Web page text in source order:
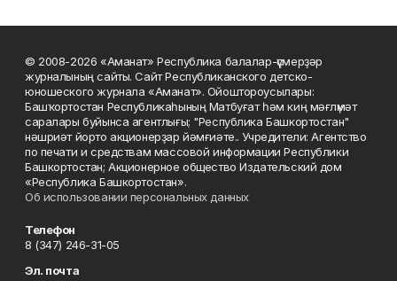
© 2008-2026 «Аманат» Республика балалар-үҫмерҙәр
журналының сайты. Сайт Республиканского детско-
юношеского журнала «Аманат». Ойоштороусылары:
Башҡортостан Республикаһының Матбуғат һәм киң мәғлүмәт
саралары буйынса агентлығы; "Республика Башкортостан"
нәшриәт йорто акционерҙар йәмғиәте.. Учредители: Агентство
по печати и средствам массовой информации Республики
Башкортостан; Акционерное общество Издательский дом
«Республика Башкортостан».
Об использовании персональных данных
Телефон
8 (347) 246-31-05
Эл. почта